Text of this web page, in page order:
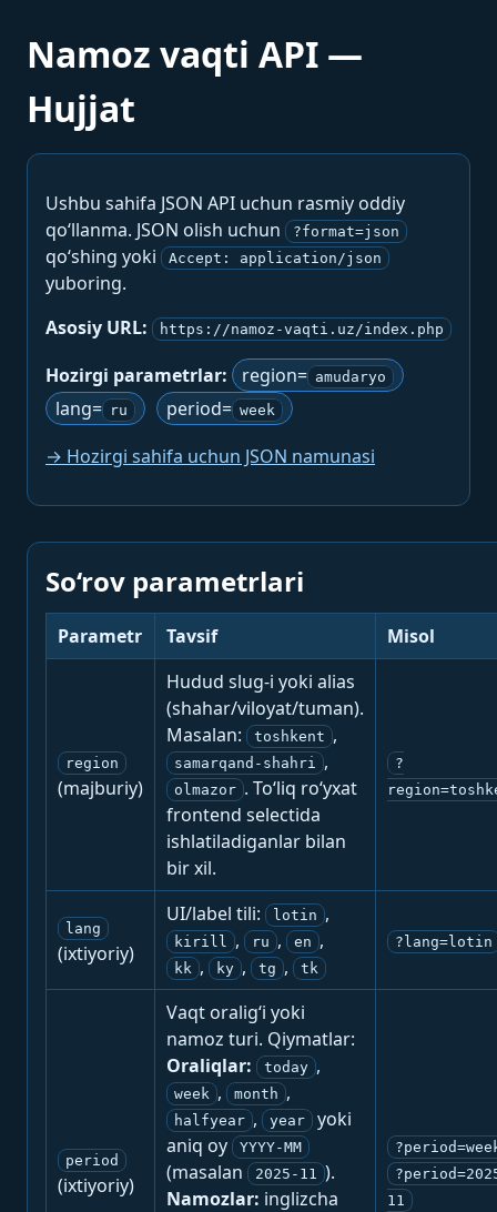
Namoz vaqti API —
Hujjat
Ushbu sahifa JSON API uchun rasmiy oddiy
qo‘llanma. JSON olish uchun
?format=json
qo‘shing yoki Accept: application/json
yuboring.
Asosiy URL:
https://namoz-vaqti.uz/index.php
Hozirgi parametrlar: region= amudaryo
lang= ru period= week
→ Hozirgi sahifa uchun JSON namunasi
So‘rov parametrlari
Parametr Tavsif Misol
region
(majburiy)
Hudud slug-i yoki alias
(shahar/viloyat/tuman).
Masalan:
toshkent ,
samarqand-shahri ,
olmazor . To‘liq ro‘yxat
frontend selectida
ishlatiladiganlar bilan
bir xil.
?
lang
(ixtiyoriy)
UI/label tili: lotin ,
kirill , ru , en ,
kk , ky , tg , tk
?lang=lotin
period
(ixtiyoriy)
Vaqt oralig‘i yoki
namoz turi. Qiymatlar:
Oraliqlar:
today ,
week , month ,
halfyear , year
yoki
aniq oy
YYYY-MM
(masalan 2025-11 ).
Namozlar: inglizcha
11